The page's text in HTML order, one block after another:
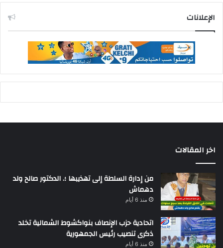
الإعلانات
اخر المقالات
من إدارة السلطة إلى تهذيبها ؛. الدكتور صالح ولد
دهماش
منذ 6 أيام
اتحادية حزب الإنصاف بنواكشوط الشمالية تخلد
ذكرى تنصيب رئيس الجمهورية
منذ 6 أيام